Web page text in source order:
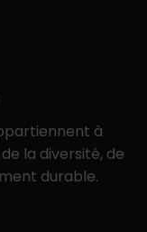
à
la diversité, de
durable.